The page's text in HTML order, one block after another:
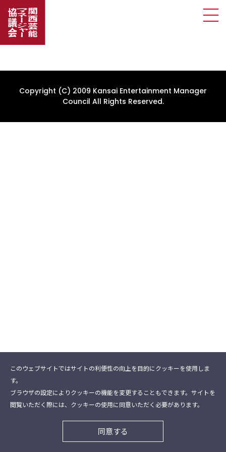
Copyright (C) 2009 Kansai Entertainment Manager
Council All Rights Reserved.
このウェブサイトではサイトの利便性の向上を目的にクッキーを使用しま
す。
ブラウザの設定によりクッキーの機能を変更することもできます。サイトを
閲覧いただく際には、クッキーの使用に同意いただく必要があります。
同意する